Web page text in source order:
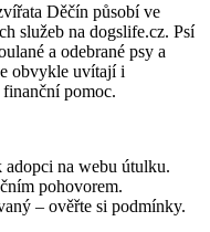
Děčín působí ve
služeb na dogslife.cz. Psí
a odebrané psy a
obvykle uvítají i
pomoc.
adopci na webu útulku.
pohovorem.
– ověřte si podmínky.